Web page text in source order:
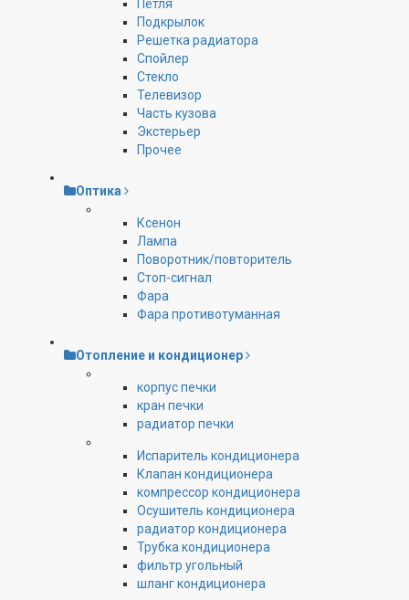
Петля
Подкрылок
Решетка радиатора
Спойлер
Стекло
Телевизор
Часть кузова
Экстерьер
Прочее
Оптика
Ксенон
Лампа
Поворотник/повторитель
Стоп-сигнал
Фара
Фара противотуманная
Отопление и кондиционер
корпус печки
кран печки
радиатор печки
Испаритель кондиционера
Клапан кондиционера
компрессор кондиционера
Осушитель кондиционера
радиатор кондиционера
Трубка кондиционера
фильтр угольный
шланг кондиционера